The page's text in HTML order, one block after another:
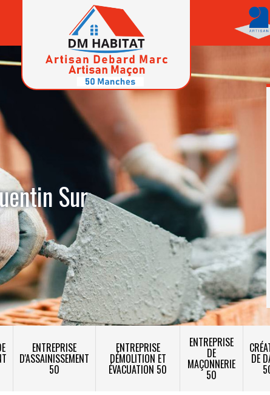
Sur
ENTREPRISE
D'ASSAINISSEMENT
50
ENTREPRISE
DÉMOLITION ET
ÉVACUATION 50
ENTREPRISE
DE
MAÇONNERIE
50
DE